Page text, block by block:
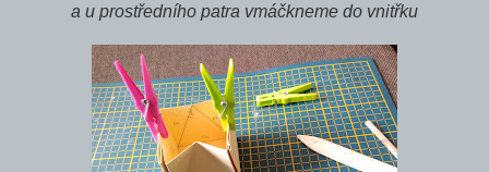
a u prostředního patra vmáčkneme do vnitřku